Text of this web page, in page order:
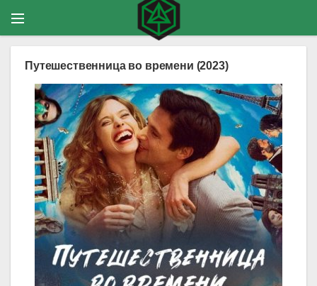
Путешественница во времени (2023)